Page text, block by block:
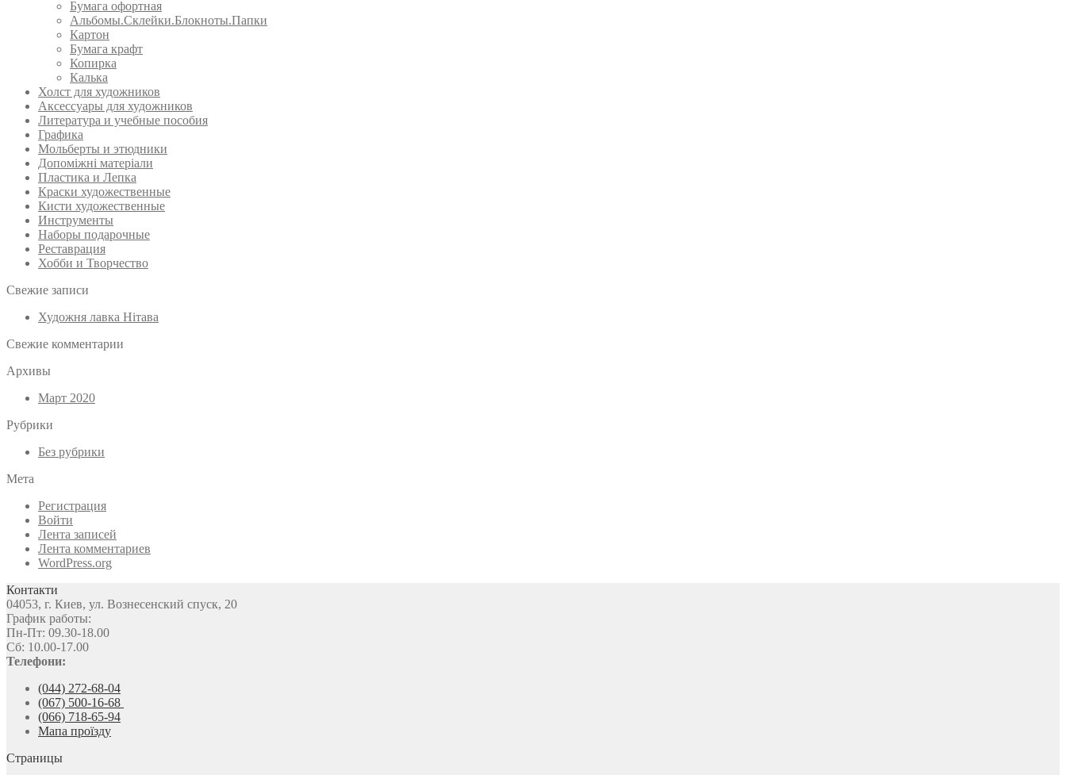
Бумага офортная
Альбомы.Склейки.Блокноты.Папки
Картон
Бумага крафт
Копирка
Калька
Холст для художников
Аксессуары для художников
Литература и учебные пособия
Графика
Мольберты и этюдники
Допоміжні матеріали
Пластика и Лепка
Краски художественные
Кисти художественные
Инструменты
Наборы подарочные
Реставрация
Хобби и Творчество
Свежие записи
Художня лавка Нітава
Свежие комментарии
Архивы
Март 2020
Рубрики
Без рубрики
Мета
Регистрация
Войти
Лента записей
Лента комментариев
WordPress.org
Контакти
04053, г. Киев, ул. Вознесенский спуск, 20
График работы:
Пн-Пт: 09.30-18.00
Сб: 10.00-17.00
Телефони:
(044) 272-68-04
(067) 500-16-68
(066) 718-65-94
Мапа проїзду
Страницы